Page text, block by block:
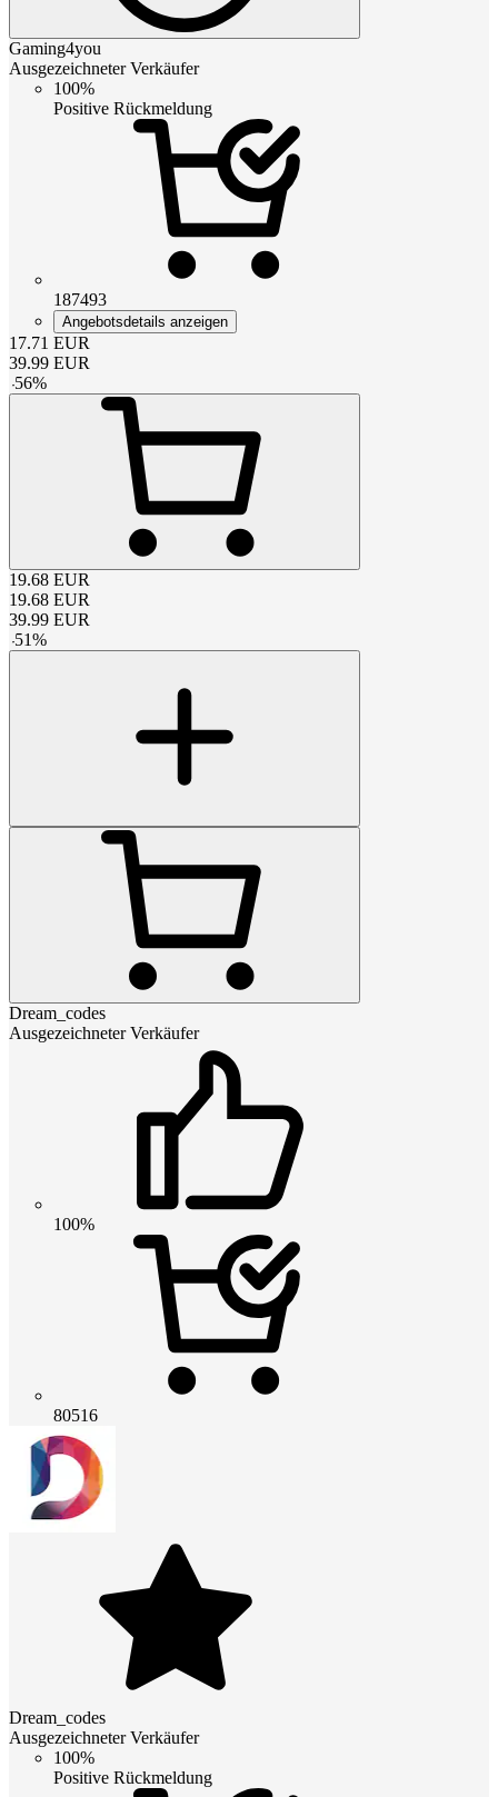
Gaming4you
Ausgezeichneter Verkäufer
100%
Positive Rückmeldung
187493
Angebotsdetails anzeigen
17.71 EUR
39.99 EUR
-56%
19.68 EUR
19.68 EUR
39.99 EUR
-51%
Dream_codes
Ausgezeichneter Verkäufer
100%
80516
Dream_codes
Ausgezeichneter Verkäufer
100%
Positive Rückmeldung